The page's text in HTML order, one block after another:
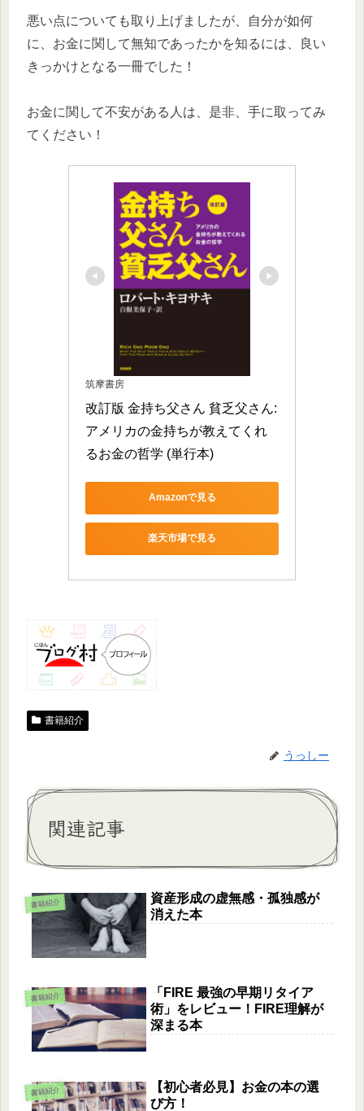
悪い点についても取り上げましたが、自分が如何
に、お金に関して無知であったかを知るには、良い
きっかけとなる一冊でした！
お金に関して不安がある人は、是非、手に取ってみ
てください！
筑摩書房
改訂版 金持ち父さん 貧乏父さん:
アメリカの金持ちが教えてくれ
るお金の哲学 (単行本)
Amazonで見る
楽天市場で見る
書籍紹介
うっしー
関連記事
書籍紹介
資産形成の虚無感・孤独感が
消えた本
書籍紹介
「FIRE 最強の早期リタイア
術」をレビュー！FIRE理解が
深まる本
書籍紹介
【初心者必見】お金の本の選
び方！